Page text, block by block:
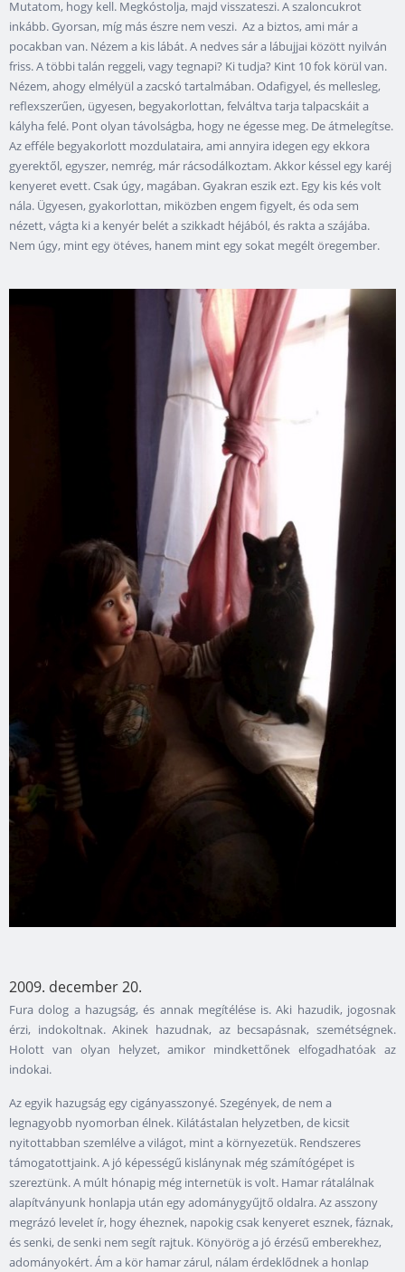
Mutatom, hogy kell. Megkóstolja, majd visszateszi. A szaloncukrot
inkább. Gyorsan, míg más észre nem veszi. Az a biztos, ami már a
pocakban van. Nézem a kis lábát. A nedves sár a lábujjai között nyilván
friss. A többi talán reggeli, vagy tegnapi? Ki tudja? Kint 10 fok körül van.
Nézem, ahogy elmélyül a zacskó tartalmában. Odafigyel, és mellesleg,
reflexszerűen, ügyesen, begyakorlottan, felváltva tarja talpacskáit a
kályha felé. Pont olyan távolságba, hogy ne égesse meg. De átmelegítse.
Az efféle begyakorlott mozdulataira, ami annyira idegen egy ekkora
gyerektől, egyszer, nemrég, már rácsodálkoztam. Akkor késsel egy karéj
kenyeret evett. Csak úgy, magában. Gyakran eszik ezt. Egy kis kés volt
nála. Ügyesen, gyakorlottan, miközben engem figyelt, és oda sem
nézett, vágta ki a kenyér belét a szikkadt héjából, és rakta a szájába.
Nem úgy, mint egy ötéves, hanem mint egy sokat megélt öregember.
2009. december 20.
Fura dolog a hazugság, és annak megítélése is. Aki hazudik, jogosnak
érzi, indokoltnak. Akinek hazudnak, az becsapásnak, szemétségnek.
Holott van olyan helyzet, amikor mindkettőnek elfogadhatóak az
indokai.
Az egyik hazugság egy cigányasszonyé. Szegények, de nem a
legnagyobb nyomorban élnek. Kilátástalan helyzetben, de kicsit
nyitottabban szemlélve a világot, mint a környezetük. Rendszeres
támogatottjaink. A jó képességű kislánynak még számítógépet is
szereztünk. A múlt hónapig még internetük is volt. Hamar rátalálnak
alapítványunk honlapja után egy adománygyűjtő oldalra. Az asszony
megrázó levelet ír, hogy éheznek, napokig csak kenyeret esznek, fáznak,
és senki, de senki nem segít rajtuk. Könyörög a jó érzésű emberekhez,
adományokért. Ám a kör hamar zárul, nálam érdeklődnek a honlap